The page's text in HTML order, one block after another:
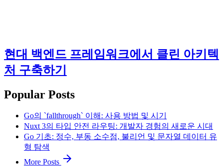
현대 백엔드 프레임워크에서 클린 아키텍
처 구축하기
Popular Posts
Go의 `fallthrough` 이해: 사용 방법 및 시기
Nuxt 3의 타입 안전 라우팅: 개발자 경험의 새로운 시대
Go 기초: 정수, 부동 소수점, 불리언 및 문자열 데이터 유
형 탐색
More Posts